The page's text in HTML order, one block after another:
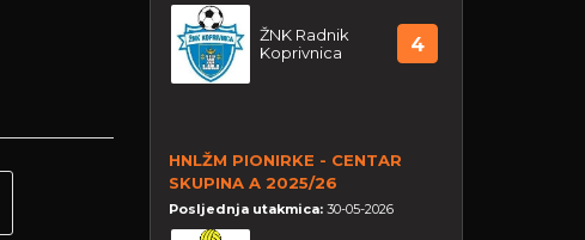
ŽNK Radnik
Koprivnica
4
HNLŽM PIONIRKE - CENTAR
SKUPINA A 2025/26
Posljednja utakmica: 30-05-2026